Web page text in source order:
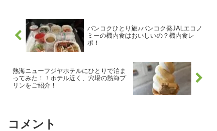
にある「ビーグル東京ホステル＆アパー
トメンツ」に泊まったので、宿泊レビュ
ーをしたいと思います。
バンコクひとり旅♪バンコク発JALエコノ
ミーの機内食はおいしいの？機内食レ
ポ！
熱海ニューフジヤホテルにひとりで泊ま
ってみた！！ホテル近く、穴場の熱海プ
リンをご紹介！
コメント